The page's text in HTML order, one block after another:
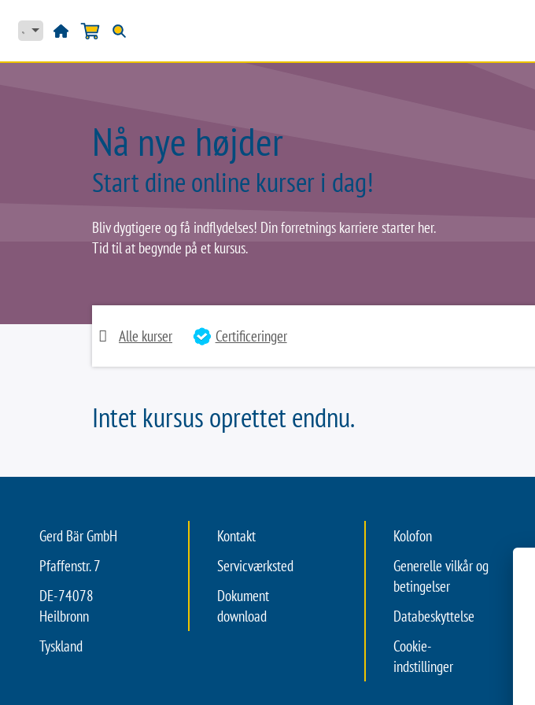
Nå nye højder
Start dine online kurser i dag!
Bliv dygtigere og få indflydelses! Din forretnings karriere starter her.
Tid til at begynde på et kursus.
Alle kurser Certificeringer
Intet kursus oprettet endnu.
Gerd Bär GmbH
Pfaffenstr. 7
DE-74078
Heilbronn
Tyskland
Kontakt
Servicværksted
Dokument
download
Kolofon
Generelle vilkår og
betingelser
Databeskyttelse
Cookie-
indstillinger